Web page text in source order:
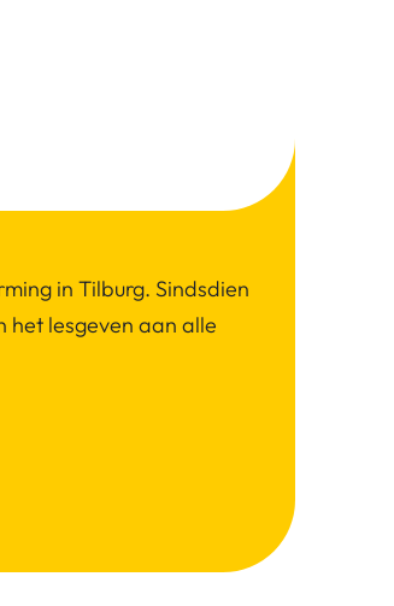
in Tilburg. Sindsdien
het lesgeven aan alle